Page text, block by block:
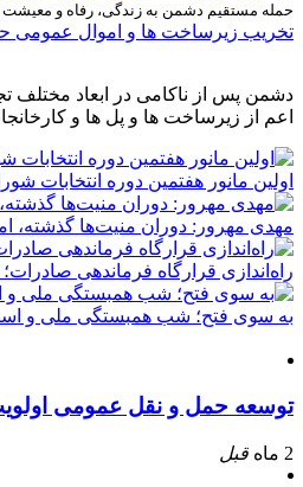
حمله مستقیم دشمن به زندگی، رفاه و معیشت
تخریب زیرساخت ها و اموال عمومی
دشمن پس از ناکامی در ابعاد مختلف
اعم از زیرساخت ها و پل ها و
اولین مانور هفتمین دوره انتخابات
مهدی مهرور: دوران منیت‌ها گذشته،
راه‌اندازی قرارگاه فرماندهی
به سوی فتح؛ شب همبستگی ملی و
توسعه حمل و نقل عمومی
2 ماه قبل